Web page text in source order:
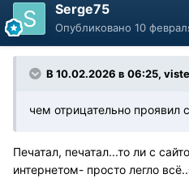
Serge75
Опубликовано 10
В 10.02.2026 в 06:25,
чем отрицательно проявил
Печатал, печатал...то ли с
интернетом- просто легло